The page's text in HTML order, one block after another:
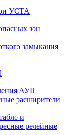
УСТА
зон
замыкания
АУП
расширители
и
релейные